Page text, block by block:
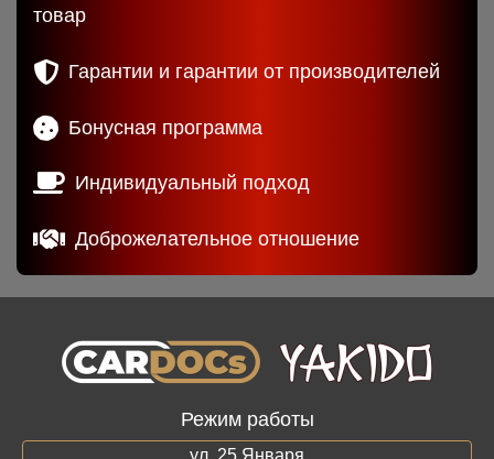
товар
Гарантии и гарантии от производителей
Бонусная программа
Индивидуальный подход
Доброжелательное отношение
Режим работы
ул. 25 Января